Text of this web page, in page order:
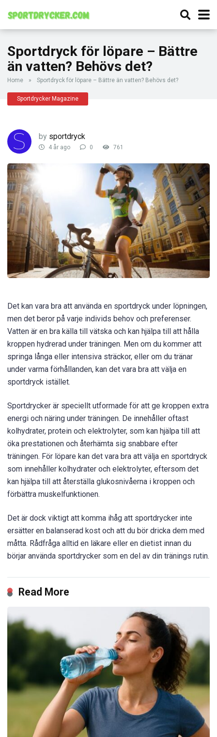
Sportdryck för löpare – Bättre
än vatten? Behövs det?
Home » Sportdryck för löpare – Bättre än vatten? Behövs det?
Sportdrycker Magazine
by sportdryck
4 år ago 0 761
Det kan vara bra att använda en sportdryck under löpningen,
men det beror på varje individs behov och preferenser.
Vatten är en bra källa till vätska och kan hjälpa till att hålla
kroppen hydrerad under träningen. Men om du kommer att
springa långa eller intensiva sträckor, eller om du tränar
under varma förhållanden, kan det vara bra att välja en
sportdryck istället.
Sportdrycker är speciellt utformade för att ge kroppen extra
energi och näring under träningen. De innehåller oftast
kolhydrater, protein och elektrolyter, som kan hjälpa till att
öka prestationen och återhämta sig snabbare efter
träningen. För löpare kan det vara bra att välja en sportdryck
som innehåller kolhydrater och elektrolyter, eftersom det
kan hjälpa till att återställa glukosnivåerna i kroppen och
förbättra muskelfunktionen.
Det är dock viktigt att komma ihåg att sportdrycker inte
ersätter en balanserad kost och att du bör dricka dem med
måtta. Rådfråga alltid en läkare eller en dietist innan du
börjar använda sportdrycker som en del av din tränings rutin.
Read More